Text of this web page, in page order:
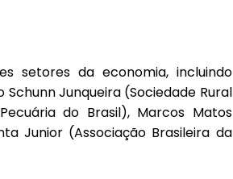
setores da economia, incluindo
Junqueira (Sociedade Rural
do Brasil), Marcos Matos
Junior (Associação Brasileira da